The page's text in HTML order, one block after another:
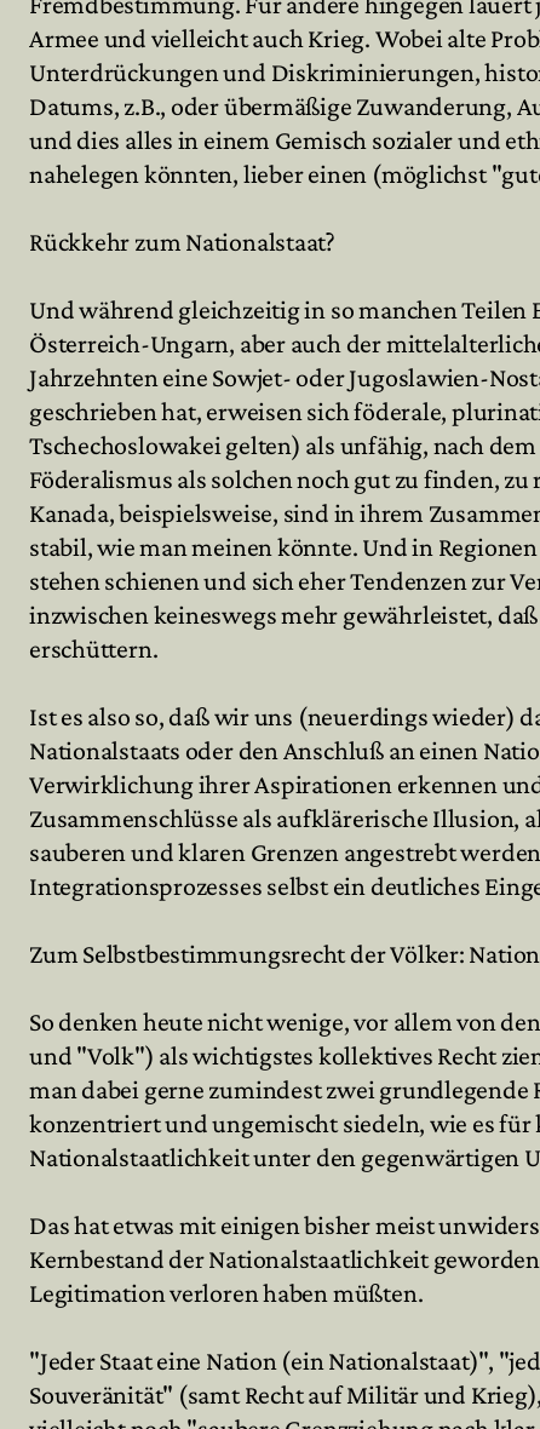
Armee und vielleicht auch Krieg. Wobei alte
Unterdrückungen und Diskriminierungen,
Datums, z.B., oder übermäßige Zuwanderung,
und dies alles in einem Gemisch sozialer und
nahelegen könnten, lieber einen (möglichst
Rückkehr zum Nationalstaat?
Und während gleichzeitig in so manchen
Österreich-Ungarn, aber auch der
Jahrzehnten eine Sowjet- oder Jugoslawien-
geschrieben hat, erweisen sich föderale,
Tschechoslowakei gelten) als unfähig, nach
Föderalismus als solchen noch gut zu finden,
Kanada, beispielsweise, sind in ihrem
stabil, wie man meinen könnte. Und in
stehen schienen und sich eher Tendenzen zur
inzwischen keineswegs mehr gewährleistet,
erschüttern.
Ist es also so, daß wir uns (neuerdings wieder)
Nationalstaats oder den Anschluß an einen
Verwirklichung ihrer Aspirationen erkennen
Zusammenschlüsse als aufklärerische Illusion,
sauberen und klaren Grenzen angestrebt
Integrationsprozesses selbst ein deutliches
Zum Selbstbestimmungsrecht der Völker:
So denken heute nicht wenige, vor allem von
und "Volk") als wichtigstes kollektives Recht
man dabei gerne zumindest zwei
konzentriert und ungemischt siedeln, wie es
Nationalstaatlichkeit unter den gegenwärtigen
Das hat etwas mit einigen bisher meist
Kernbestand der Nationalstaatlichkeit
Legitimation verloren haben müßten.
"Jeder Staat eine Nation (ein Nationalstaat)",
Souveränität" (samt Recht auf Militär und